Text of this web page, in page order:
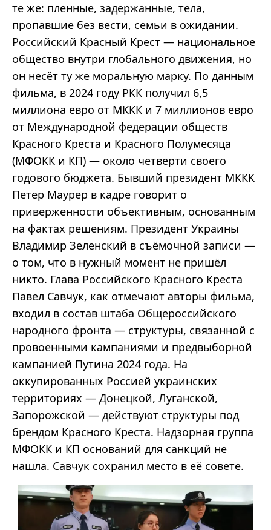
те же: пленные, задержанные, тела,
пропавшие без вести, семьи в ожидании.
Российский Красный Крест — национальное
общество внутри глобального движения, но
он несёт ту же моральную марку. По данным
фильма, в 2024 году РКК получил 6,5
миллиона евро от МККК и 7 миллионов евро
от Международной федерации обществ
Красного Креста и Красного Полумесяца
(МФОКК и КП) — около четверти своего
годового бюджета. Бывший президент МККК
Петер Маурер в кадре говорит о
приверженности объективным, основанным
на фактах решениям. Президент Украины
Владимир Зеленский в съёмочной записи —
о том, что в нужный момент не пришёл
никто. Глава Российского Красного Креста
Павел Савчук, как отмечают авторы фильма,
входил в состав штаба Общероссийского
народного фронта — структуры, связанной с
провоенными кампаниями и предвыборной
кампанией Путина 2024 года. На
оккупированных Россией украинских
территориях — Донецкой, Луганской,
Запорожской — действуют структуры под
брендом Красного Креста. Надзорная группа
МФОКК и КП оснований для санкций не
нашла. Савчук сохранил место в её совете.